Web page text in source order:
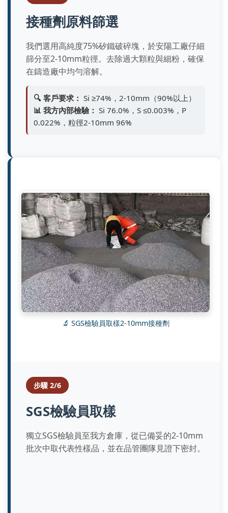
接種劑原料篩選
我們選用高純度75%矽鐵破碎塊，於安陽工廠仔細
篩分至2-10mm粒徑。去除過大顆粒與細粉，確保
在鑄造廠中均勻溶解。
🔍 客戶要求： Si ≥74%，2-10mm（90%以上）
📊 我方內部檢驗： Si 76.0%，S ≤0.003%，P
0.022%，粒徑2-10mm 96%
步驟 2/6
SGS檢驗員取樣
獨立SGS檢驗員至我方倉庫，從已備妥的2-10mm
批次中取代表性樣品，並在品管團隊見證下密封。
🔬 SGS檢驗員取樣2-10mm接種劑